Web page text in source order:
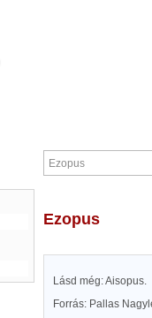
Ezopus
Lásd még: Aisopus.
Forrás: Pallas